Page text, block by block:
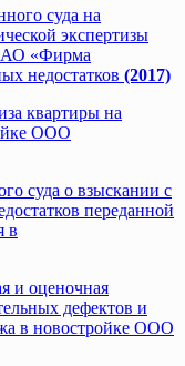
суда на
экспертизы
«Фирма
недостатков (2017)
квартиры на
ООО
суда о взыскании с
переданной
в
и оценочная
дефектов и
в новостройке ООО